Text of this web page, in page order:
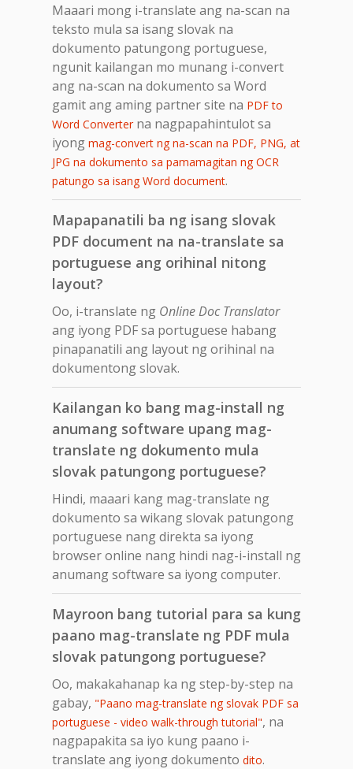
Maaari mong i-translate ang na-scan na
teksto mula sa isang slovak na
dokumento patungong portuguese,
ngunit kailangan mo munang i-convert
ang na-scan na dokumento sa Word
gamit ang aming partner site na PDF to
Word Converterna nagpapahintulot sa
iyong mag-convert ng na-scan na PDF, PNG, at
JPG na dokumento sa pamamagitan ng OCR
patungo sa isang Word document.
Mapapanatili ba ng isang slovak
PDF document na na-translate sa
portuguese ang orihinal nitong
layout?
Oo, i-translate ng Online Doc Translator
ang iyong PDF sa portuguese habang
pinapanatili ang layout ng orihinal na
dokumentong slovak.
Kailangan ko bang mag-install ng
anumang software upang mag-
translate ng dokumento mula
slovak patungong portuguese?
Hindi, maaari kang mag-translate ng
dokumento sa wikang slovak patungong
portuguese nang direkta sa iyong
browser online nang hindi nag-i-install ng
anumang software sa iyong computer.
Mayroon bang tutorial para sa kung
paano mag-translate ng PDF mula
slovak patungong portuguese?
Oo, makakahanap ka ng step-by-step na
gabay, "Paano mag-translate ng slovak PDF sa
portuguese - video walk-through tutorial", na
nagpapakita sa iyo kung paano i-
translate ang iyong dokumento dito.